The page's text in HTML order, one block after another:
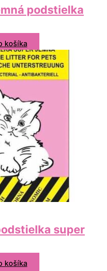
podstielka
košíka
super
košíka